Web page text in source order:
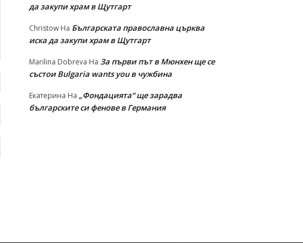
имейл:*
да закупи храм в Щутгарт
Christow На Българската православна църква
иска да закупи храм в Щутгарт
Marilina Dobreva На За първи път в Мюнхен ще се
състои Bulgaria wants you в чужбина
Екатерина На „Фондацията“ ще зарадва
българските си фенове в Германия